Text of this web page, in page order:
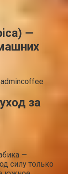
—
admincoffee
за
—
силу только